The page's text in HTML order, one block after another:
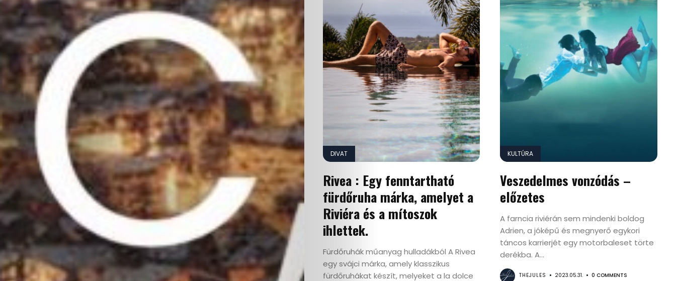
DIVAT
Rivea : Egy fenntartható
fürdőruha márka, amelyet a
Riviéra és a mítoszok
ihlettek.
Fürdőruhák műanyag hulladákból A Rivea
egy svájci márka, amely klasszikus
fürdőruhákat készít, melyeket a la dolce
KULTÚRA
Veszedelmes vonzódás –
előzetes
A farncia riviérán sem mindenki boldog
Adrien, a jóképű és megnyerő egykori
táncos karrierjét egy motorbaleset törte
derékba. A...
THEJULES 2023.05.31. 0 COMMENTS